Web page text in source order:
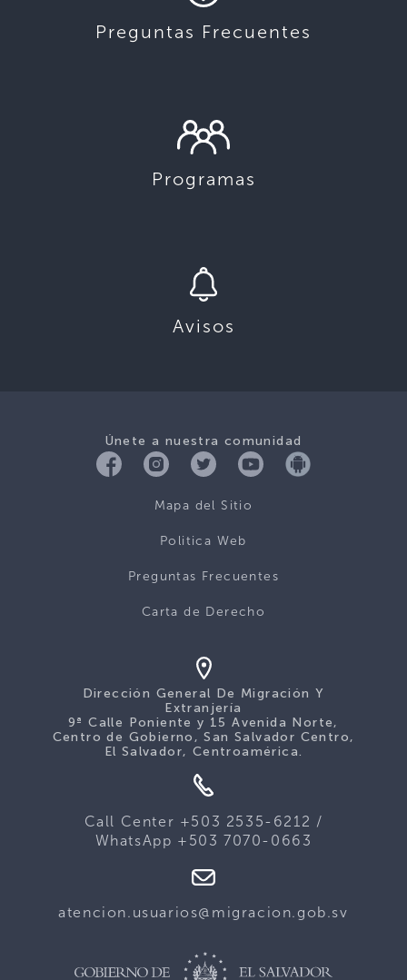
Preguntas Frecuentes
Programas
Avisos
Únete a nuestra comunidad
Mapa del Sitio
Politica Web
Preguntas Frecuentes
Carta de Derecho
Dirección General De Migración Y
Extranjería
9ª Calle Poniente y 15 Avenida Norte,
Centro de Gobierno, San Salvador Centro,
El Salvador, Centroamérica.
Call Center +503 2535-6212 /
WhatsApp +503 7070-0663
atencion.usuarios@migracion.gob.sv